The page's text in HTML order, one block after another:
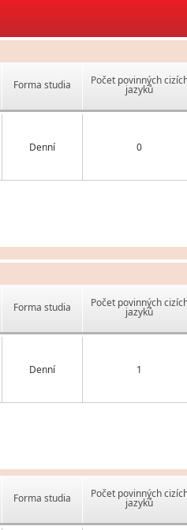
Forma studia Počet povinných
jazyků
Denní 0
Forma studia Počet povinných
jazyků
Denní 1
Forma studia Počet povinných
jazyků